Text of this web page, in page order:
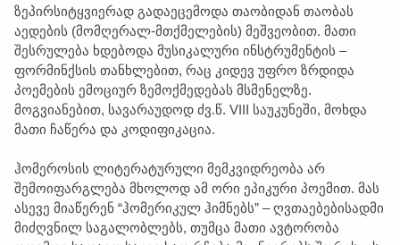
ზეპირსიტყვიერად გადაეცემოდა თაობიდან თაობას
აედების (მომღერალ-მთქმელების) მეშვეობით. მათი
შესრულება ხდებოდა მუსიკალური ინსტრუმენტის –
ფორმინქსის თანხლებით, რაც კიდევ უფრო ზრდიდა
პოემების ემოციურ ზემოქმედებას მსმენელზე.
მოგვიანებით, სავარაუდოდ ძვ.წ. VIII საუკუნეში, მოხდა
მათი ჩაწერა და კოდიფიკაცია.
ჰომეროსის ლიტერატურული მემკვიდრეობა არ
შემოიფარგლება მხოლოდ ამ ორი ეპიკური პოემით. მას
ასევე მიაწერენ “ჰომერიკულ ჰიმნებს” – ღვთაებებისადმი
მიძღვნილ საგალობლებს, თუმცა მათი ავტორობა